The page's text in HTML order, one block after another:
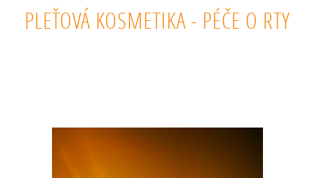
PLEŤOVÁ KOSMETIKA - PÉČE O RTY